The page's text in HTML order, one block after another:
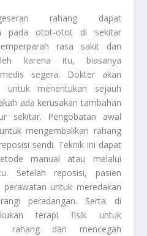
rahang dapat
pada otot-otot di sekitar
rasa sakit dan
karena itu, biasanya
segera. Dokter akan
untuk menentukan sejauh
ada kerusakan tambahan
sekitar. Pengobatan awal
mengembalikan rahang
sendi. Teknik ini dapat
manual atau melalui
Setelah reposisi, pasien
untuk meredakan
peradangan. Serta di
terapi fisik untuk
rahang dan mencegah